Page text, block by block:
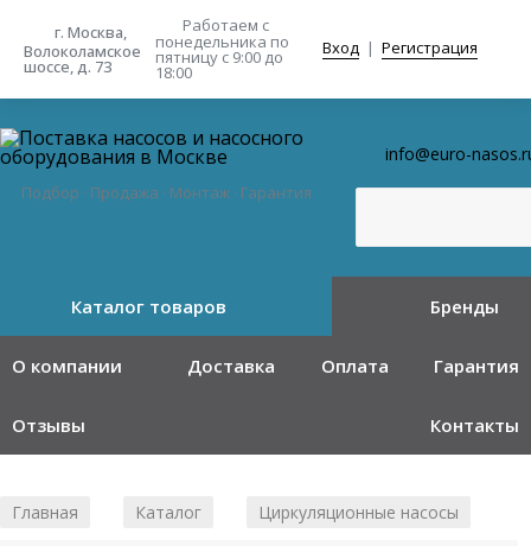
г. Москва,
Волоколамское
шоссе, д. 73
Работаем с
понедельника по
пятницу с 9:00 до
18:00
Вход | Регистрация
Подбор · Продажа · Монтаж · Гарантия
info@euro-
Каталог товаров Бренды
О компании Доставка Оплата Гарантия
Отзывы Контакты
Главная Каталог Циркуляционные насосы